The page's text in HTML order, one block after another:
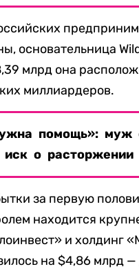
основательница
млрд она
миллиардеров.
помощь»: муж
иск о расторжении
за первую
находится
и холдинг
на $4,86 млрд